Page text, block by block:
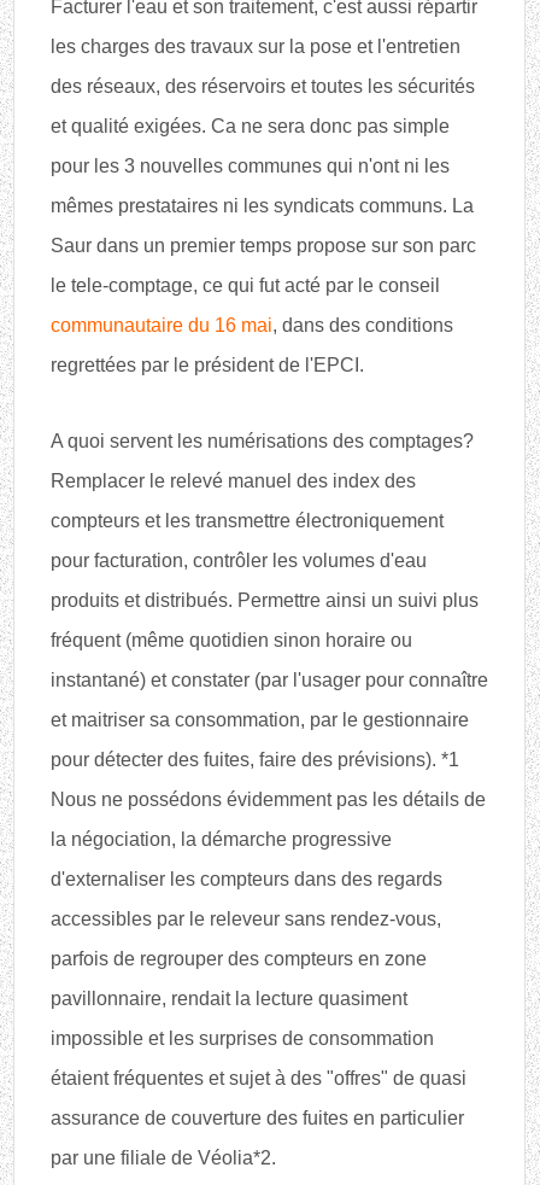
Facturer l'eau et son traitement, c'est aussi répartir
les charges des travaux sur la pose et l'entretien
des réseaux, des réservoirs et toutes les sécurités
et qualité exigées. Ca ne sera donc pas simple
pour les 3 nouvelles communes qui n'ont ni les
mêmes prestataires ni les syndicats communs. La
Saur dans un premier temps propose sur son parc
le tele-comptage, ce qui fut acté par le conseil
communautaire du 16 mai, dans des conditions
regrettées par le président de l'EPCI.
A quoi servent les numérisations des comptages?
Remplacer le relevé manuel des index des
compteurs et les transmettre électroniquement
pour facturation, contrôler les volumes d'eau
produits et distribués. Permettre ainsi un suivi plus
fréquent (même quotidien sinon horaire ou
instantané) et constater (par l'usager pour connaître
et maitriser sa consommation, par le gestionnaire
pour détecter des fuites, faire des prévisions). *1
Nous ne possédons évidemment pas les détails de
la négociation, la démarche progressive
d'externaliser les compteurs dans des regards
accessibles par le releveur sans rendez-vous,
parfois de regrouper des compteurs en zone
pavillonnaire, rendait la lecture quasiment
impossible et les surprises de consommation
étaient fréquentes et sujet à des "offres" de quasi
assurance de couverture des fuites en particulier
par une filiale de Véolia*2.